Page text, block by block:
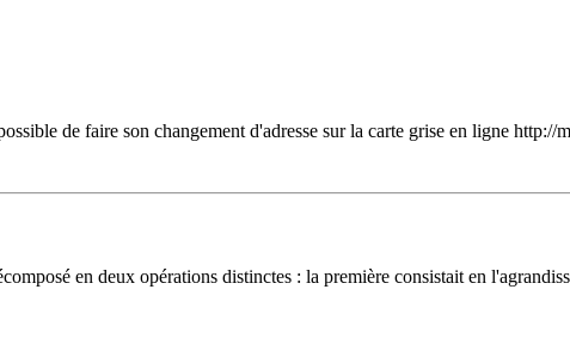
de faire son changement d'adresse sur la carte grise en ligne http://
en deux opérations distinctes : la première consistait en